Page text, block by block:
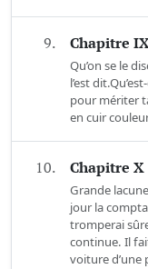
9. Chapitre
Qu’on se le
l’est
pour mériter
en cuir
10. Chapitre X
Grande
jour la
tromperai
continue. Il
voiture d’une